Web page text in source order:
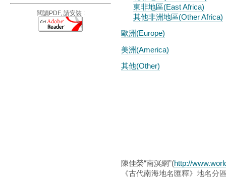
東非地區(East Africa)
其他非洲地區(Other Africa)
歐洲(Europe)
美洲(America)
其他(Other)
陳佳榮“南溟網”(http://
《古代南海地名匯釋》地名分
閱讀PDF, 請安裝 :